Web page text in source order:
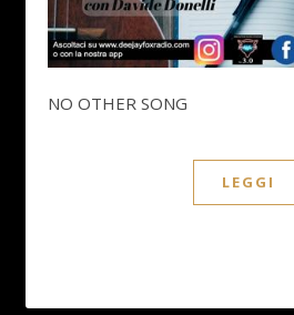
NO OTHER SONG
LEGGI